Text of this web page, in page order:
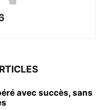
avec succès, sans